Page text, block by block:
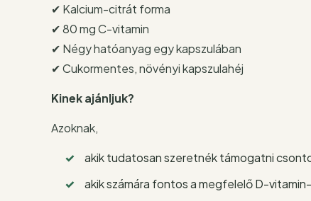
✔ Kalcium-citrát forma
✔ 80 mg C-vitamin
✔ Négy hatóanyag egy kapszulában
✔ Cukormentes, növényi kapszulahéj
Kinek ajánljuk?
Azoknak,
akik tudatosan szeretnék támogatni
akik számára fontos a megfelelő D-